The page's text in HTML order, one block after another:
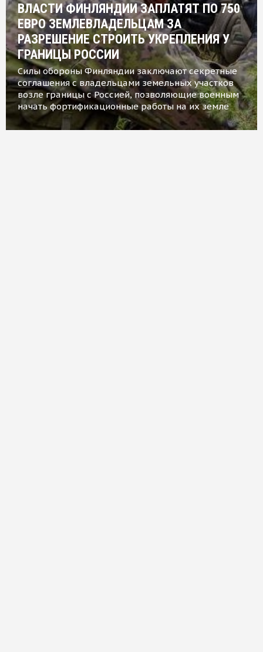
ВЛАСТИ ФИНЛЯНДИИ ЗАПЛАТЯТ ПО 750
ЕВРО ЗЕМЛЕВЛАДЕЛЬЦАМ ЗА
РАЗРЕШЕНИЕ СТРОИТЬ УКРЕПЛЕНИЯ У
ГРАНИЦЫ РОССИИ
Силы обороны Финляндии заключают секретные
соглашения с владельцами земельных участков
возле границы с Россией, позволяющие военным
начать фортификационные работы на их земле